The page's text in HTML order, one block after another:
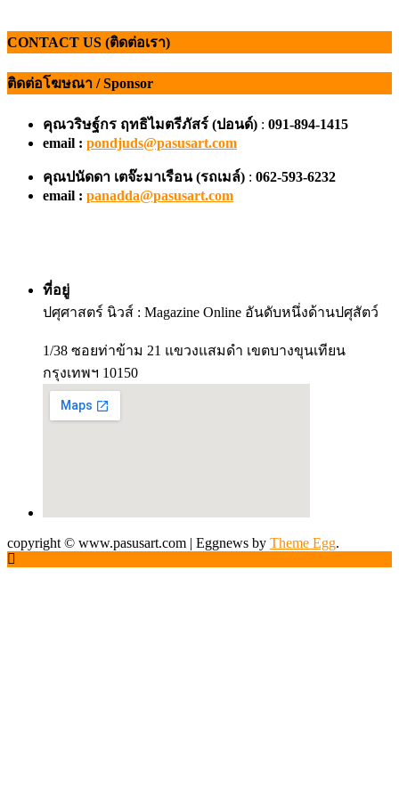
CONTACT US (ติดต่อเรา)
ติดต่อโฆษณา / Sponsor
คุณวริษฐ์กร ฤทธิไมตรีภัสร์ (ปอนด์) : 091-894-1415
email : pondjuds@pasusart.com
คุณปนัดดา เตจ๊ะมาเรือน (รถเมล์) : 062-593-6232
email : panadda@pasusart.com
ที่อยู่
ปศุศาสตร์ นิวส์ : Magazine Online อันดับหนึ่งด้านปศุสัตว์
1/38 ซอยท่าข้าม 21 แขวงแสมดำ เขตบางขุนเทียน
กรุงเทพฯ 10150
copyright © www.pasusart.com | Eggnews by Theme Egg.